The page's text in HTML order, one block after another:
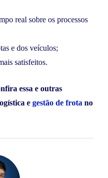
real sobre os processos
e dos veículos;
satisfeitos.
essa e outras
e gestão de frota no